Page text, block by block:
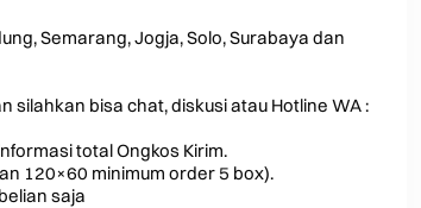
Semarang, Jogja, Solo, Surabaya dan
bisa chat, diskusi atau Hotline WA :
total Ongkos Kirim.
120×60 minimum order 5 box).
saja